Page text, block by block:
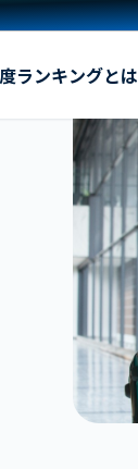
ランキングとは